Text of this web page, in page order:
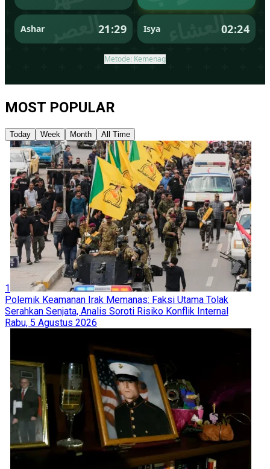
MOST POPULAR
Today Week Month All Time
1
Polemik Keamanan Irak Memanas: Faksi Utama Tolak
Serahkan Senjata, Analis Soroti Risiko Konflik Internal
Rabu, 5 Agustus 2026